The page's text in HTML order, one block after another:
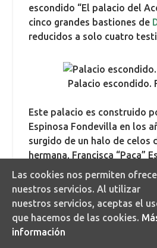
escondido “El palacio del
cinco grandes bastiones de
reducidos a solo cuatro
Palacio escondido.
Este palacio es construido
Espinosa Fondevilla en los
surgido de un halo de celos
hermana, Francisca “Paca”
Fondevilla, era dueña del
Rey y gozaba de gran
Posición anhelada por él.
Ojos que engañan
Las cookies nos permiten
nuestros servicios. Al utilizar
nuestros servicios, aceptas el
que hacemos de las cookies.
información